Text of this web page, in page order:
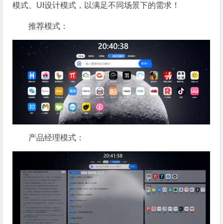
模式、UI设计模式，以满足不同场景下的需求！
推荐模式：
产品经理模式：